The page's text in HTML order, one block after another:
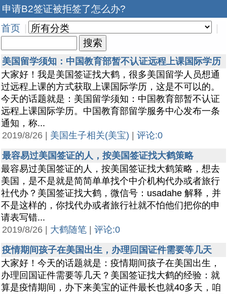
申请B2签证被拒签了怎么办?
首页
美国留学须知：中国教育部暂不认证远程上课国际学历
大家好！我是美国签证找大鹤，很多美国留学人员想通
过远程上课的方式获取上课国际学历，这是不可以的。
今天的话题就是：美国留学须知：中国教育部暂不认证
远程上课国际学历。中国教育部留学服务中心发布一条
通知，称...
2019/8/26 | 美国生子相关(美宝)
评论:0
最容易过美国签证的人，按美国签证找大鹤策略
最容易过美国签证的人，按美国签证找大鹤策略，想去
美国，是不是就是简简单单找个中介机构代办或者旅行
社代办？美国签证找大鹤，微信号：usadahe 解释，并
不是这样的，你找代办或者旅行社就不怕他们把你的申
请表写错...
2019/8/26 | 大鹤随笔
评论:0
疫情期间孩子在美国出生，办理回国证件需要等几天
大家好！今天的话题就是：疫情期间孩子在美国出生，
办理回国证件需要等几天？美国签证找大鹤的经验：就
算是疫情期间，办下来美宝的证件最长也就40多天，咱